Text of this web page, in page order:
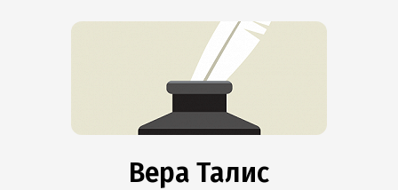
Вера Талис